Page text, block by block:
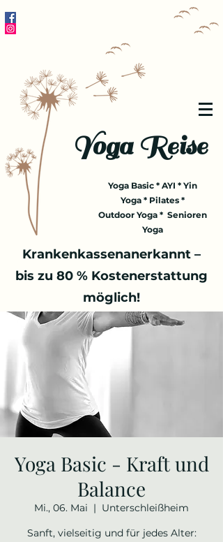
Yoga Reise
Yoga Basic * AYI * Yin
Yoga * Pilates *
Outdoor Yoga * Senioren
Yoga
Krankenkassenanerkannt –
bis zu 80 % Kostenerstattung
möglich!
Yoga Basic - Kraft und
Balance
Mi., 06. Mai
  |
Unterschleißheim
Sanft, vielseitig und für jedes Alter: